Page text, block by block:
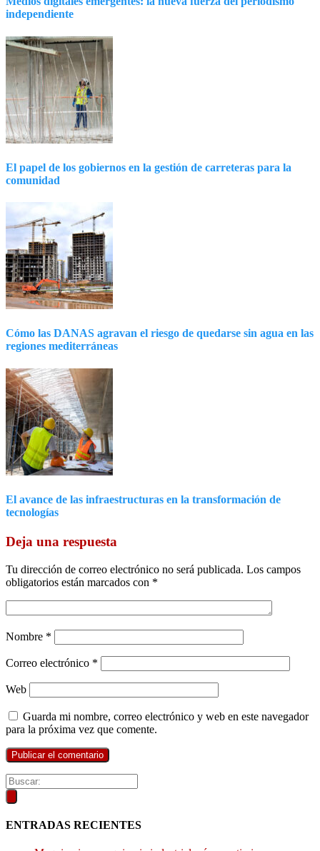
independiente
El papel de los gobiernos en la gestión de carreteras para la
comunidad
Cómo las DANAS agravan el riesgo de quedarse sin agua en las
regiones mediterráneas
El avance de las infraestructuras en la transformación de
tecnologías
Deja una respuesta
Tu dirección de correo electrónico no será publicada. Los campos
obligatorios están marcados con *
Nombre *
Correo electrónico *
Web
Guarda mi nombre, correo electrónico y web en este navegador
para la próxima vez que comente.
ENTRADAS RECIENTES